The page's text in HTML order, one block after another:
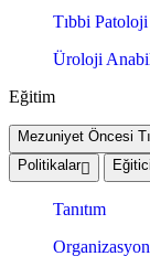
Tıbbi
Üroloji
Eğitim
Mezuniyet Öncesi
Politikalar
Tanıtım
Organizasyon